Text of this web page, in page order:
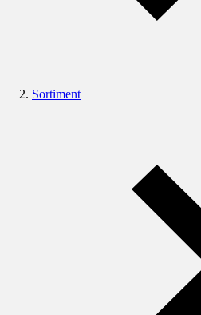
Sortiment